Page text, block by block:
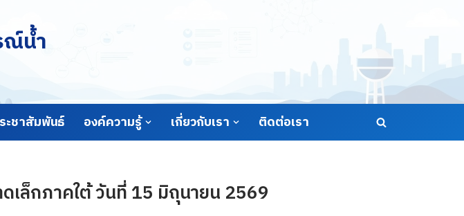
ณ์น้ำ
ะชาสัมพันธ์ องค์ความรู้ เกี่ยวกับเรา ติดต่อเรา
ล็กภาคใต้ วันที่ 15 มิถุนายน 2569